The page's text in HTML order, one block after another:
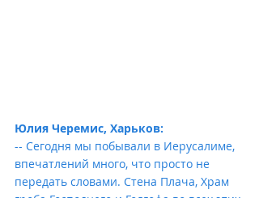
Юлия Черемис, Харьков:
-- Сегодня мы побывали в Иерусалиме,
впечатлений много, что просто не
передать словами. Стена Плача, Храм